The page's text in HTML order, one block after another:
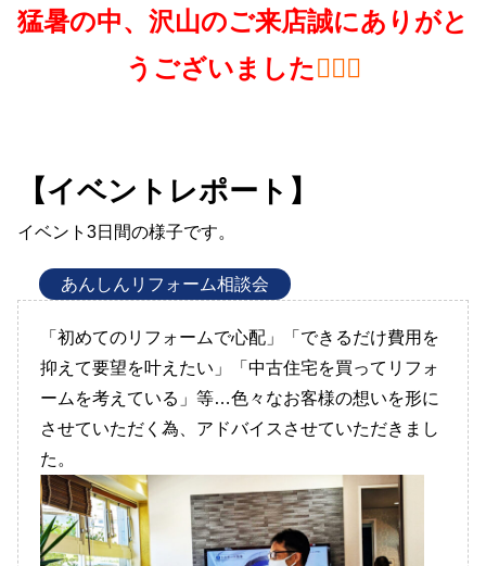
猛暑の中、沢山のご来店誠にありがと
うございました🙇🏻‍♀️
【イベントレポート】
イベント3日間の様子です。
あんしんリフォーム相談会
「初めてのリフォームで心配」「できるだけ費用を
抑えて要望を叶えたい」「中古住宅を買ってリフォ
ームを考えている」等…色々なお客様の想いを形に
させていただく為、アドバイスさせていただきまし
た。